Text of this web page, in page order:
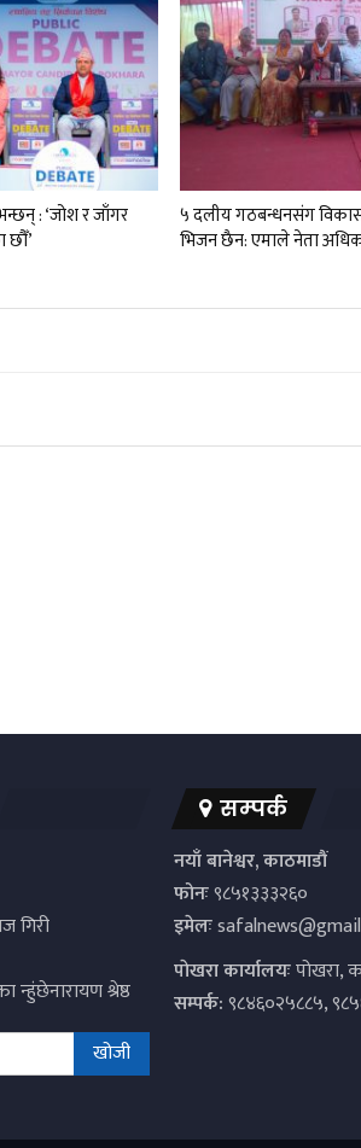
: ‘जोश र जाँगर
५ दलीय गठबन्धनसंग
भिजन छैन: एमाले नेता
गिरी
न्हुंछेनारायण श्रेष्ठ
सम्पर्क
नयाँ बानेश्वर, काठमाडौं
फोनः९८५१३३३२६०
इमेलः
पाेखरा कार्यालयःपोखरा,
सम्पर्क:९८४६०२५८८५,